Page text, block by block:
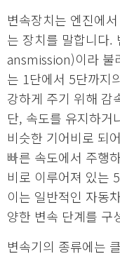
변속장치는 엔진에
는 장치를 말합니다.
ansmission)이라 불
는 1단에서 5단까지
강하게 주기 위해 감
단, 속도를 유지하거
비슷한 기어비로 되
빠른 속도에서 주행
비로 이루어져 있는
이는 일반적인 자동
양한 변속 단계를 구
변속기의 종류에는